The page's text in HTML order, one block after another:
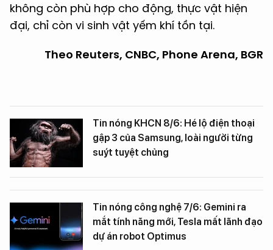
không còn phù hợp cho động, thực vật hiện
đại, chỉ còn vi sinh vật yếm khí tồn tại.
Theo Reuters, CNBC, Phone Arena, BGR
Tin nóng KHCN 8/6: Hé lộ điện thoại
gập 3 của Samsung, loài người từng
suýt tuyệt chủng
Tin nóng công nghệ 7/6: Gemini ra
mắt tính năng mới, Tesla mất lãnh đạo
dự án robot Optimus